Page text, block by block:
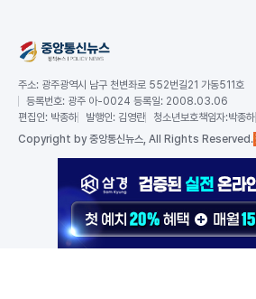
주소: 광주광역시 남구 천변좌로 552번길21 가동511호
등록번호: 광주 아-0024 등록일: 2008.03.06
편집인: 박종하 발행인: 김영란 청소년보호책임자:박종하
Copyright by 중앙통신뉴스, All Rights Reserved.